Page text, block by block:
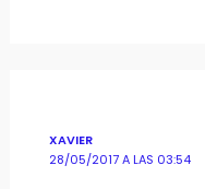
XAVIER
28/05/2017 A LAS 03:54